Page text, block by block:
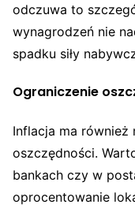
odczuwa to
wynagrodzeń nie
spadku siły
Ograniczenie
Inflacja ma również
oszczędności.
bankach czy w
oprocentowanie